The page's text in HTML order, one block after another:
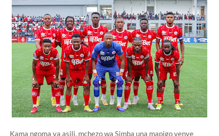
Kama ngoma ya asili, mchezo wa Simba una mapigo yenye